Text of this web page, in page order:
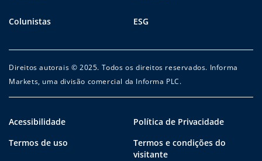
Colunistas ESG
Direitos autorais © 2025. Todos os direitos reservados. Informa
Markets, uma divisão comercial da Informa PLC.
Acessibilidade
Política de Privacidade
Termos de uso
Termos e condições do
visitante